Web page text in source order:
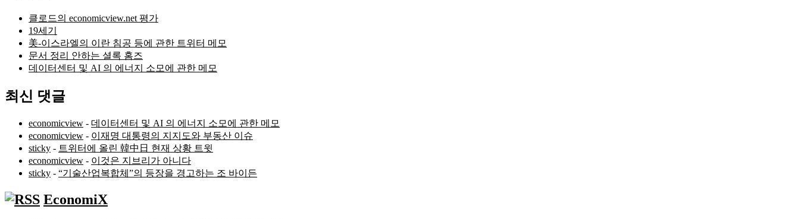
클로드의 economicview.net 평가
19세기
美-이스라엘의 이란 침공 등에 관한 트위터 메모
문서 정리 안하는 셜록 홈즈
데이터센터 및 AI 의 에너지 소모에 관한 메모
최신 댓글
economicview - 데이터센터 및 AI 의 에너지 소모에 관한 메모
economicview - 이재명 대통령의 지지도와 부동산 이슈
sticky - 트위터에 올린 韓中日 현재 상황 트윗
economicview - 이것은 지브리가 아니다
sticky - “기술산업복합체”의 등장을 경고하는 조 바이든
EconomiX